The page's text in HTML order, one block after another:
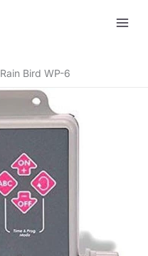
Bird WP-6